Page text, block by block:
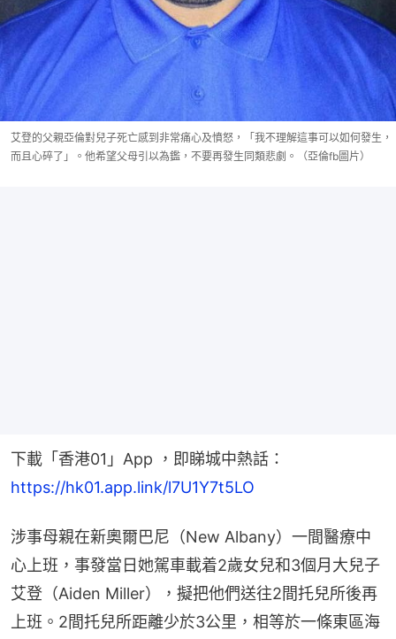
艾登的父親亞倫對兒子死亡感到非常痛心及憤怒，「我不理解這事可以如何發生，
而且心碎了」。他希望父母引以為鑑，不要再發生同類悲劇。（亞倫fb圖片）
下載「香港01」App ，即睇城中熱話：
https://hk01.app.link/l7U1Y7t5LO
涉事母親在新奧爾巴尼（New Albany）一間醫療中
心上班，事發當日她駕車載着2歲女兒和3個月大兒子
艾登（Aiden Miller），擬把他們送往2間托兒所後再
上班。2間托兒所距離少於3公里，相等於一條東區海